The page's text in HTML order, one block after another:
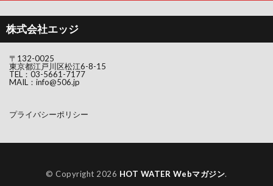
株式会社エッジ
〒132-0025
東京都江戸川区松江6-8-15
TEL： 03-5661-7177
MAIL： info@506.jp
プライバシーポリシー
© Copyright 2026 HOT WATER Webマガジン.